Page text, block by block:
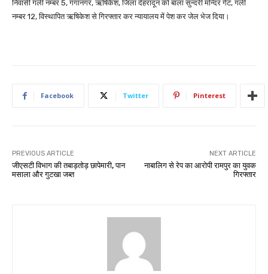
निवासी गली नम्बर 5, गंगानगर, ऋषिकेश, जिला देहरादून को बाला सुन्दरी मन्दिर गेट, गली
नम्बर 12, विस्थापित ऋषिकेश से गिरफ्तार कर न्यायालय में पेश कर जेल भेज दिया।
Facebook Twitter Pinterest
PREVIOUS ARTICLE
जीएसटी विभाग की तबाड़तोड़ छापेमारी, पान
मसाला और गुटखा जब्त
NEXT ARTICLE
नाबालिग से रेप का आरोपी रामपुर का युवक
गिरफ्तार